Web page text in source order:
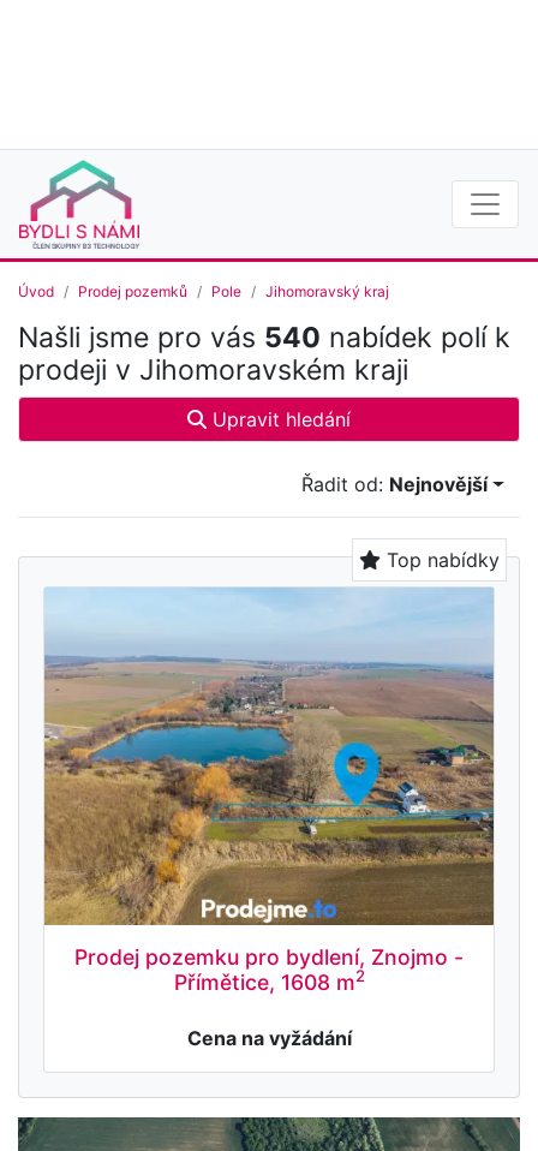
Úvod Prodej pozemků Pole Jihomoravský kraj
Našli jsme pro vás 540 nabídek polí k
prodeji v Jihomoravském kraji
Upravit hledání
Řadit od: Nejnovější
Top nabídky
Prodej pozemku pro bydlení, Znojmo -
Přímětice, 1608 m2
Cena na vyžádání